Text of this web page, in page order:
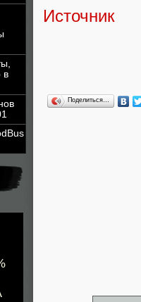
в
Источник
Поделиться…